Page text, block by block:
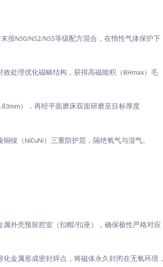
按N50/N52/N55等级配方混合，在惰性气体保护下
处理优化磁畴结构，获得高磁能积（ BHmax）毛
），再经平面磨床双面研磨至目标厚度
铜镍（ NiCuNi）三重防护层，隔绝氧气与湿气。
属外壳预留腔室（扣帽/扣座），确保极性严格对应
金属形成密封焊点，将磁体永久封闭在无氧环境，